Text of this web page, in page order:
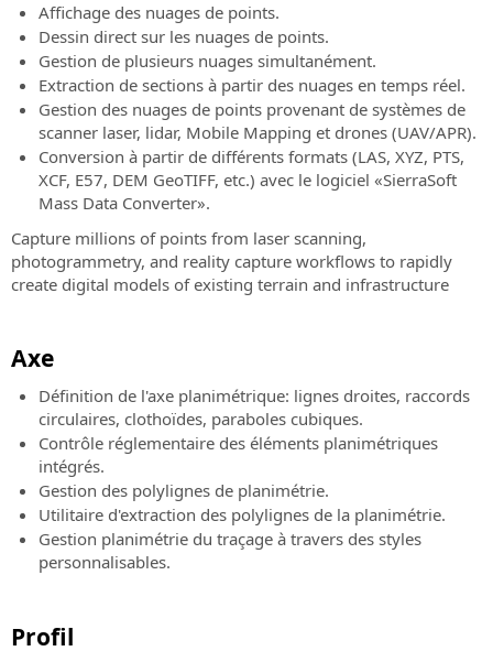
Affichage des nuages de points.
Dessin direct sur les nuages de points.
Gestion de plusieurs nuages simultanément.
Extraction de sections à partir des nuages en temps réel.
Gestion des nuages de points provenant de systèmes de
scanner laser, lidar, Mobile Mapping et drones (UAV/APR).
Conversion à partir de différents formats (LAS, XYZ, PTS,
XCF, E57, DEM GeoTIFF, etc.) avec le logiciel «SierraSoft
Mass Data Converter».
Capture millions of points from laser scanning,
photogrammetry, and reality capture workflows to rapidly
create digital models of existing terrain and infrastructure
Axe
Définition de l'axe planimétrique: lignes droites, raccords
circulaires, clothoïdes, paraboles cubiques.
Contrôle réglementaire des éléments planimétriques
intégrés.
Gestion des polylignes de planimétrie.
Utilitaire d'extraction des polylignes de la planimétrie.
Gestion planimétrie du traçage à travers des styles
personnalisables.
Profil